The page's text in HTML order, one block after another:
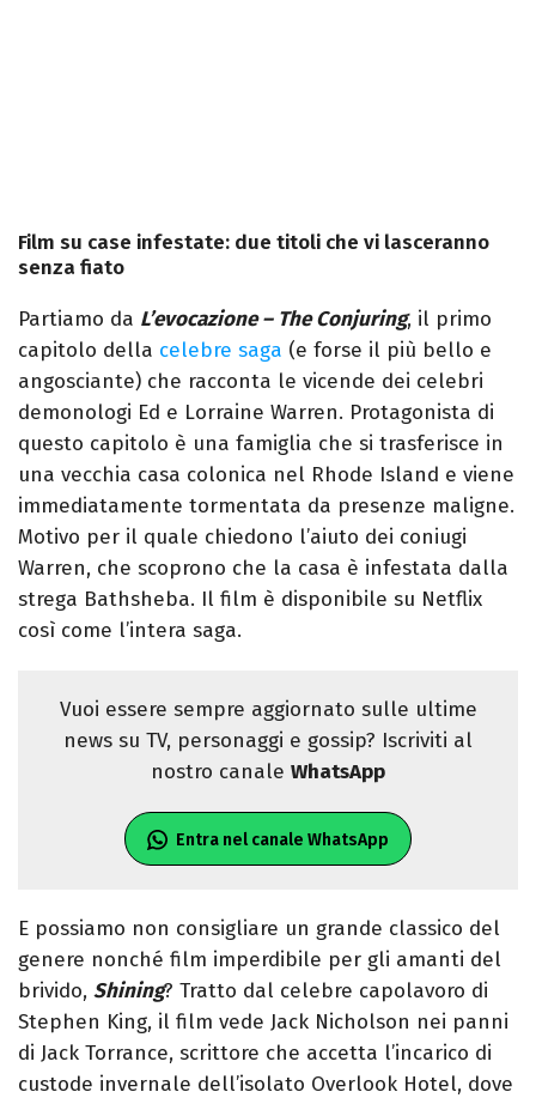
Film su case infestate: due titoli che vi lasceranno
senza fiato
Partiamo da L’evocazione – The Conjuring, il primo
capitolo della celebre saga (e forse il più bello e
angosciante) che racconta le vicende dei celebri
demonologi Ed e Lorraine Warren. Protagonista di
questo capitolo è una famiglia che si trasferisce in
una vecchia casa colonica nel Rhode Island e viene
immediatamente tormentata da presenze maligne.
Motivo per il quale chiedono l’aiuto dei coniugi
Warren, che scoprono che la casa è infestata dalla
strega Bathsheba. Il film è disponibile su Netflix
così come l’intera saga.
Vuoi essere sempre aggiornato sulle ultime
news su TV, personaggi e gossip? Iscriviti al
nostro canale WhatsApp
Entra nel canale WhatsApp
E possiamo non consigliare un grande classico del
genere nonché film imperdibile per gli amanti del
brivido, Shining? Tratto dal celebre capolavoro di
Stephen King, il film vede Jack Nicholson nei panni
di Jack Torrance, scrittore che accetta l’incarico di
custode invernale dell’isolato Overlook Hotel, dove